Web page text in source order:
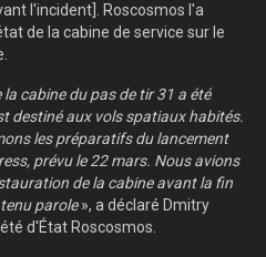
l'incident]. Roscosmos l'a
de la cabine de service sur le
cabine du pas de tir 31 a été
destiné aux vols spatiaux habités.
les préparatifs du lancement
prévu le 22 mars. Nous avions
de la cabine avant la fin
parole», a déclaré Dmitry
d'État Roscosmos.